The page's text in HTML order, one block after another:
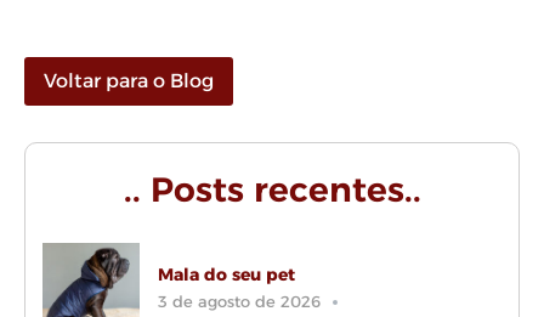
Voltar para o Blog
.. Posts recentes..
Mala do seu pet
3 de agosto de 2026